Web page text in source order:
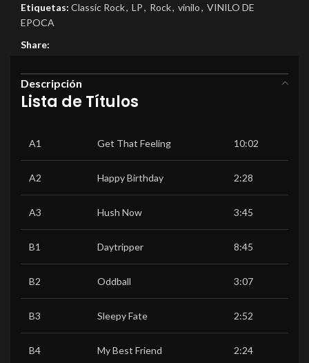
Etiquetas: Classic Rock, LP, Rock, vinilo, VINILO DE
EPOCA
Share:
Descripción
Lista de Títulos
A1 Get That Feeling 10:02
A2 Happy Birthday 2:28
A3 Hush Now 3:45
B1 Daytripper 8:45
B2 Oddball 3:07
B3 Sleepy Fate 2:52
B4 My Best Friend 2:24